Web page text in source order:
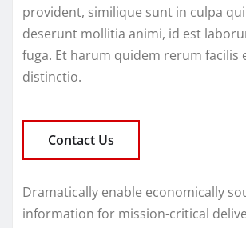
provident, similique sunt in culpa
deserunt mollitia animi, id est
fuga. Et harum quidem rerum facilis
distinctio.
Contact Us
Dramatically enable economically
information for mission-critical